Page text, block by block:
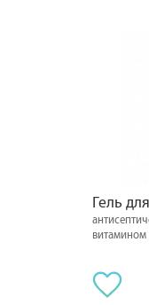
Гель
витамином